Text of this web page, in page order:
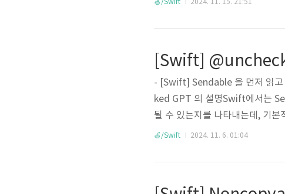
🍏/Swift 2024. 11. 15. 21:51
- [Swift] Sendable 을 먼저 읽
ked GPT 의 설명Swift에서는
될 수 있는지를 나타내는데, 기
니다. 하지만, @unchecked를
🍏/Swift 2024. 11. 6. 01:04